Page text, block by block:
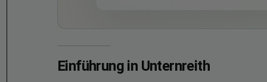
Einführung in Unternreith